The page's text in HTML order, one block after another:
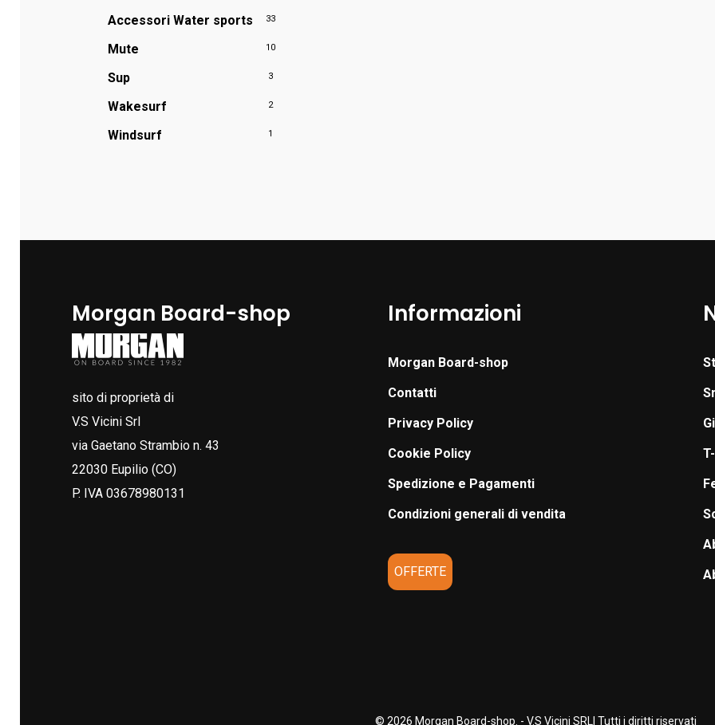
Accessori Water sports 33
Mute 10
Sup 3
Wakesurf 2
Windsurf 1
Morgan Board-shop
sito di proprietà di
V.S Vicini Srl
via Gaetano Strambio n. 43
22030 Eupilio (CO)
P. IVA 03678980131
Informazioni
Morgan Board-shop
Contatti
Privacy Policy
Cookie Policy
Spedizione e Pagamenti
Condizioni generali di vendita
OFFERTE
© 2026 Morgan Board-shop. - V.S Vicini SRL| Tutti i diritti riservati